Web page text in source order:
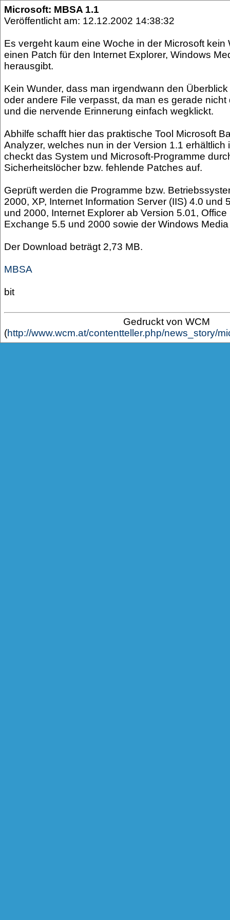
Microsoft: MBSA 1.1
Veröffentlicht am: 12.12.2002 14:38:32
Es vergeht kaum eine Woche in der Microsoft kein
einen Patch für den Internet Explorer, Windows
herausgibt.
Kein Wunder, dass man irgendwann den
oder andere File verpasst, da man es gerade
und die nervende Erinnerung einfach wegklickt.
Abhilfe schafft hier das praktische Tool Microsoft
Analyzer, welches nun in der Version 1.1 erhältlich
checkt das System und Microsoft-Programme
Sicherheitslöcher bzw. fehlende Patches auf.
Geprüft werden die Programme bzw.
2000, XP, Internet Information Server (IIS) 4.0 und
und 2000, Internet Explorer ab Version 5.01,
Exchange 5.5 und 2000 sowie der Windows
Der Download beträgt 2,73 MB.
MBSA
bit
Gedruckt von WCM
(http://www.wcm.at/contentteller.php/news_story/